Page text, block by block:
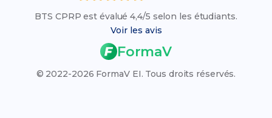
Les BTS en Industrie et Production
Liste des établissements
Résultats des examens 2026
Calendrier des examens 2026
Rattrapage 2026
obtenir leur diplôme.
BTS CPRP est évalué 4,4/5 selon les étudiants.
Voir les avis
FormaV
© 2022-2026 FormaV EI. Tous droits réservés.